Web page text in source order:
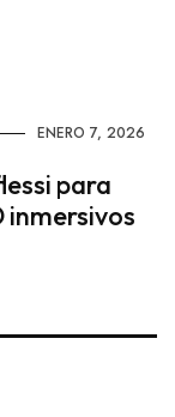
ENERO 7, 2026
para